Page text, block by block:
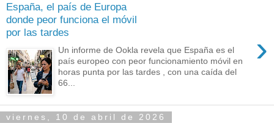
España, el país de Europa
donde peor funciona el móvil
por las tardes
›
Un informe de Ookla revela que España es el
país europeo con peor funcionamiento móvil en
horas punta por las tardes , con una caída del
66...
viernes, 10 de abril de 2026